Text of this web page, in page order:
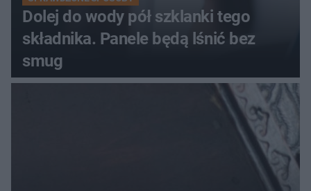
Dolej do wody pół szklanki tego
składnika. Panele będą lśnić bez
smug